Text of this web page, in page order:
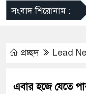
সংবাদ শিরোনাম :
প্রচ্ছদ Lead
এবার হজে যেতে